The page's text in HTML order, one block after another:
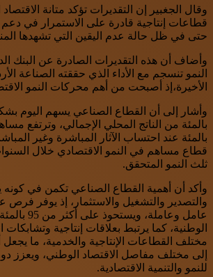
وقال الجغبير إن التقديرات تؤكد متانة
قطاعات إنتاجية قادرة على الاستمرار في دعم
حتى في ظل حالة عدم اليقين التي تشهدها
وأضاف أن هذه التقديرات الصادرة عن البنك
النمو تنسجم مع الأداء الذي حققته الصناعة
الأخيرة،إذ أصبحت من أهم محركات النمو
بالمئة عند احتساب الآثار المباشرة وغير
قطاع مساهم في النمو الاقتصادي خلال
ثلث النمو المتحقق.
وأكد أن أهمية القطاع الصناعي تكمن في كونه
عامل وعاملة،
الوطنية، كما يرتبط بعلاقات إنتاجية
مختلف القطاعات الإنتاجية والخدمية، ما يجعل
إلى مختلف مفاصل الاقتصاد الوطني، ويعزز
للنمو والتنمية الاقتصادية.